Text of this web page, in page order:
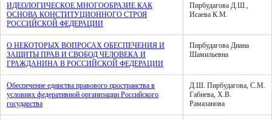
ИДЕОЛОГИЧЕСКОЕ МНОГООБРАЗИЕ КАК
ОСНОВА КОНСТИТУЦИОННОГО СТРОЯ
РОССИЙСКОЙ ФЕДЕРАЦИИ
Пирбудагова Д.Ш.,
Исаева К.М.
О НЕКОТОРЫХ ВОПРОСАХ ОБЕСПЕЧЕНИЯ И
ЗАЩИТЫ ПРАВ И СВОБОД ЧЕЛОВЕКА И
ГРАЖДАНИНА В РОССИЙСКОЙ ФЕДЕРАЦИИ
Пирбудагова Диана
Шамильевна
Обеспечение единства правового пространства в
условиях федеративной организации Российского
государства
Д.Ш. Пирбудагова, С.М.
Габиева, Х.В.
Рамазанова